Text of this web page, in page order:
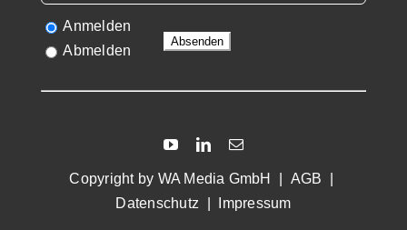
Anmelden
Abmelden
Copyright by WA Media GmbH AGB
Datenschutz
Impressum